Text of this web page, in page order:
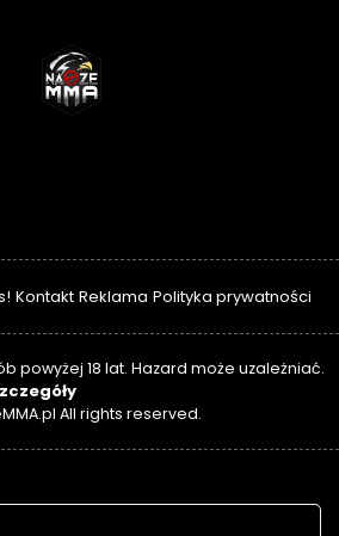
Kontakt Reklama Polityka prywatności
powyżej 18 lat. Hazard może uzależniać.
All rights reserved.